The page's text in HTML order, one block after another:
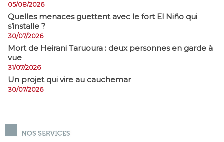
05/08/2026
Quelles menaces guettent avec le fort El Niño qui
s’installe ?
30/07/2026
Mort de Heirani Taruoura : deux personnes en garde à
vue
31/07/2026
Un projet qui vire au cauchemar
30/07/2026